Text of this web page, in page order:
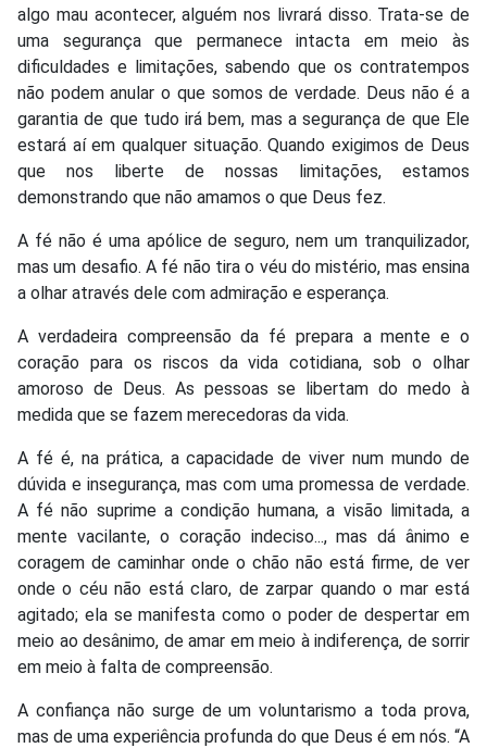
algo mau acontecer, alguém nos livrará disso. Trata-se de
uma segurança que permanece intacta em meio às
dificuldades e limitações, sabendo que os contratempos
não podem anular o que somos de verdade. Deus não é a
garantia de que tudo irá bem, mas a segurança de que Ele
estará aí em qualquer situação. Quando exigimos de Deus
que nos liberte de nossas limitações, estamos
demonstrando que não amamos o que Deus fez.
A fé não é uma apólice de seguro, nem um tranquilizador,
mas um desafio. A fé não tira o véu do mistério, mas ensina
a olhar através dele com admiração e esperança.
A verdadeira compreensão da fé prepara a mente e o
coração para os riscos da vida cotidiana, sob o olhar
amoroso de Deus. As pessoas se libertam do medo à
medida que se fazem merecedoras da vida.
A fé é, na prática, a capacidade de viver num mundo de
dúvida e insegurança, mas com uma promessa de verdade.
A fé não suprime a condição humana, a visão limitada, a
mente vacilante, o coração indeciso..., mas dá ânimo e
coragem de caminhar onde o chão não está firme, de ver
onde o céu não está claro, de zarpar quando o mar está
agitado; ela se manifesta como o poder de despertar em
meio ao desânimo, de amar em meio à indiferença, de sorrir
em meio à falta de compreensão.
A confiança não surge de um voluntarismo a toda prova,
mas de uma experiência profunda do que Deus é em nós. “A